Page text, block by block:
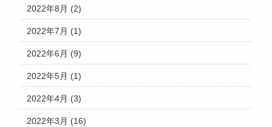
2022年8月 (2)
2022年7月 (1)
2022年6月 (9)
2022年5月 (1)
2022年4月 (3)
2022年3月 (16)